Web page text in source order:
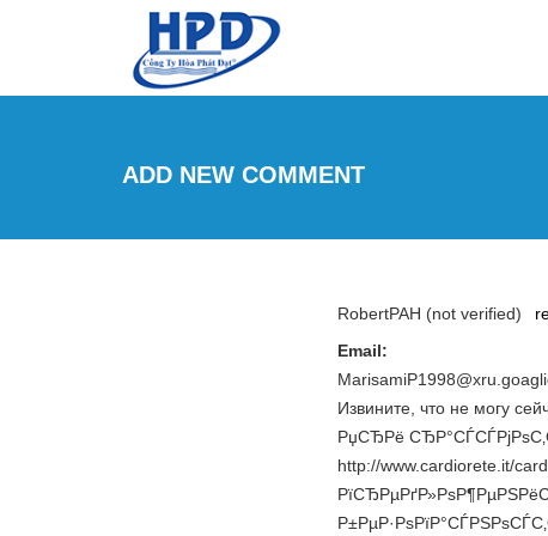
Skip to main content
ADD NEW COMMENT
RobertPAH (not verified)
Email:
Извините, что не могу
РџСЂРё
http://www.cardiorete.it/